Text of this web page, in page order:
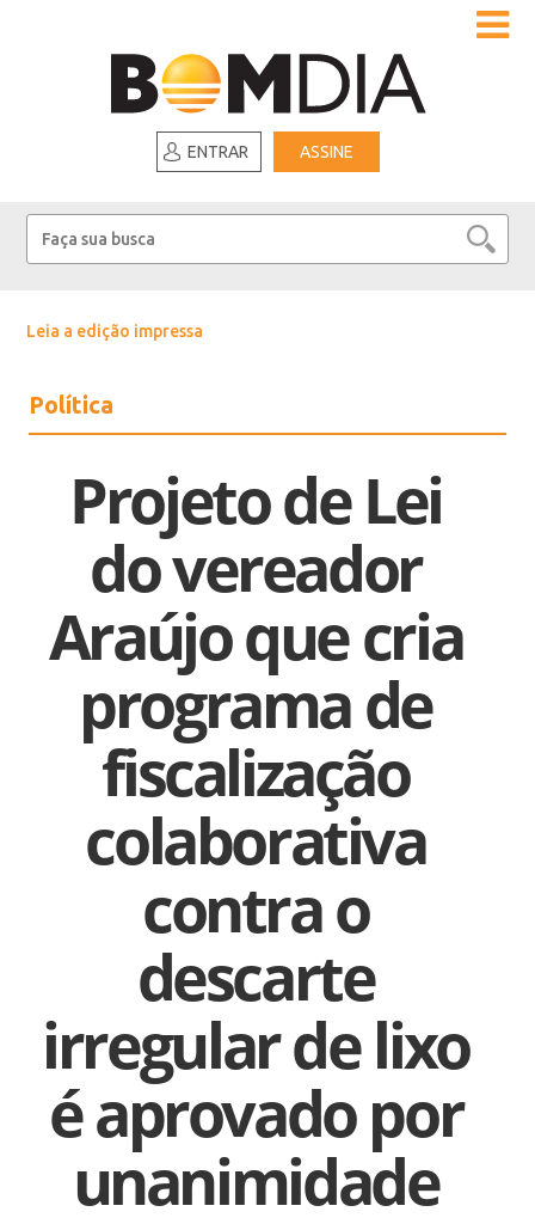
ENTRAR ASSINE
Leia a edição impressa
Política
Projeto de Lei
do vereador
Araújo que cria
programa de
fiscalização
colaborativa
contra o
descarte
irregular de lixo
é aprovado por
unanimidade